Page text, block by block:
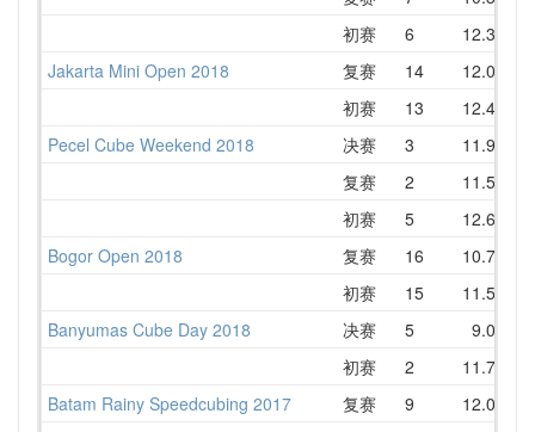
初赛
6 12.36
Jakarta Mini Open 2018
复赛 14 12.00
初赛
13 12.40
Pecel Cube Weekend 2018
决赛 3 11.92
复赛
2 11.51
初赛
5 12.69
Bogor Open 2018
复赛 16 10.78
初赛
15 11.59
Banyumas Cube Day 2018
决赛 5 9.09
初赛
2 11.77
Batam Rainy Speedcubing 2017
复赛 9 12.09